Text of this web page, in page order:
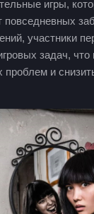
игры,
повседневных
участники
задач, что
проблем и